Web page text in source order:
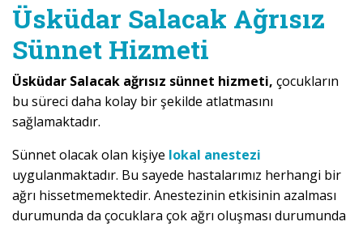
Üsküdar Salacak Ağrısız
Sünnet Hizmeti
Üsküdar Salacak ağrısız sünnet hizmeti, çocukların
bu süreci daha kolay bir şekilde atlatmasını
sağlamaktadır.
Sünnet olacak olan kişiye lokal anestezi
uygulanmaktadır. Bu sayede hastalarımız herhangi bir
ağrı hissetmemektedir. Anestezinin etkisinin azalması
durumunda da çocuklara çok ağrı oluşması durumunda